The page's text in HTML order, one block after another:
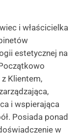
i właścicielka
estetycznej na
Klientem,
i wspierająca
Posiada ponad
w